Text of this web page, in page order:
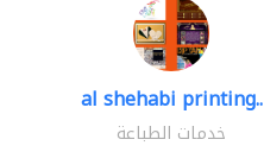
al shehabi printing..
خدمات الطباعة